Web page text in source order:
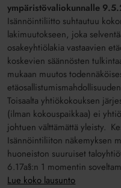
ympäristövaliokunnalle
Isännöintiliitto suhtautuu
lakimuutokseen, joka
osakeyhtiölakia vastaavien
koskevien säännösten
mukaan muutos
Toisaalta yhtiökokouksen
(ilman kokouspaikkaa) ei
johtuen välttämättä yleisty.
Isännöintiliiton näkemyksen
huoneiston suuruiset
6.17a§:n 1 momentin
Lue koko lausunto